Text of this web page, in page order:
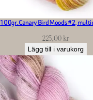
100gr. Canary Bird Moods #2,
225,00kr
Lägg till i varukorg